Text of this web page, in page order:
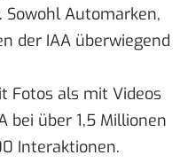
SowohlAutomarken,
der IAA überwiegend
Fotos als mit Videos
bei über 1,5 Millionen
Interaktionen.